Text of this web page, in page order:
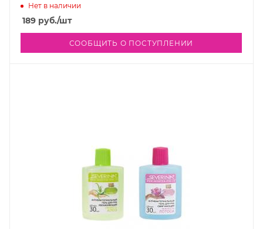
Нет в наличии
189 руб./шт
СООБЩИТЬ О ПОСТУПЛЕНИИ